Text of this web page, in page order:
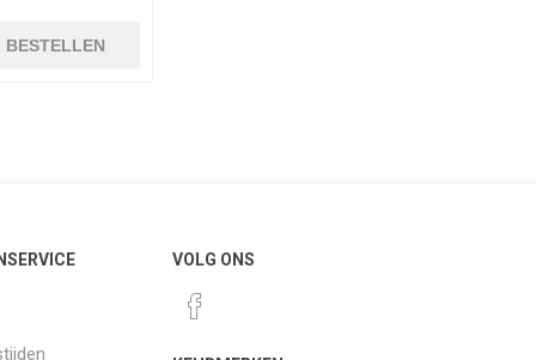
BESTELLEN
VOLG ONS